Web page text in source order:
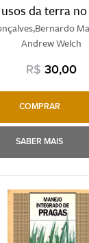
da terra
Andrew Welch
R$ 30,00
COMPRAR
SABER MAIS